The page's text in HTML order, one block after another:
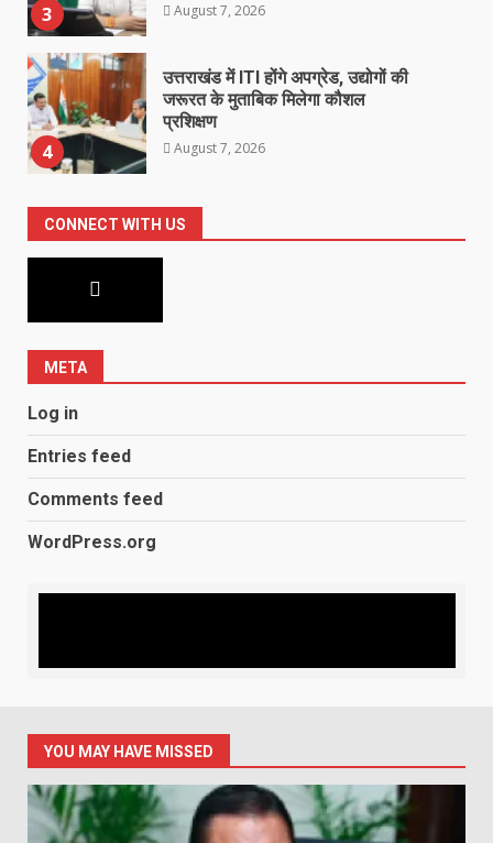
3 August 7, 2026
4
उत्तराखंड में ITI होंगे अपग्रेड, उद्योगों की
जरूरत के मुताबिक मिलेगा कौशल
प्रशिक्षण
August 7, 2026
‘स्पाइडर-मैन: ब्रांड न्यू डे’ का भारतीय
बॉक्स ऑफिस पर धमाका, एक हफ्ते में पार
किया 300 करोड़ का आंकड़ा
CONNECT WITH US
META
Log in
Entries feed
Comments feed
WordPress.org
YOU MAY HAVE MISSED